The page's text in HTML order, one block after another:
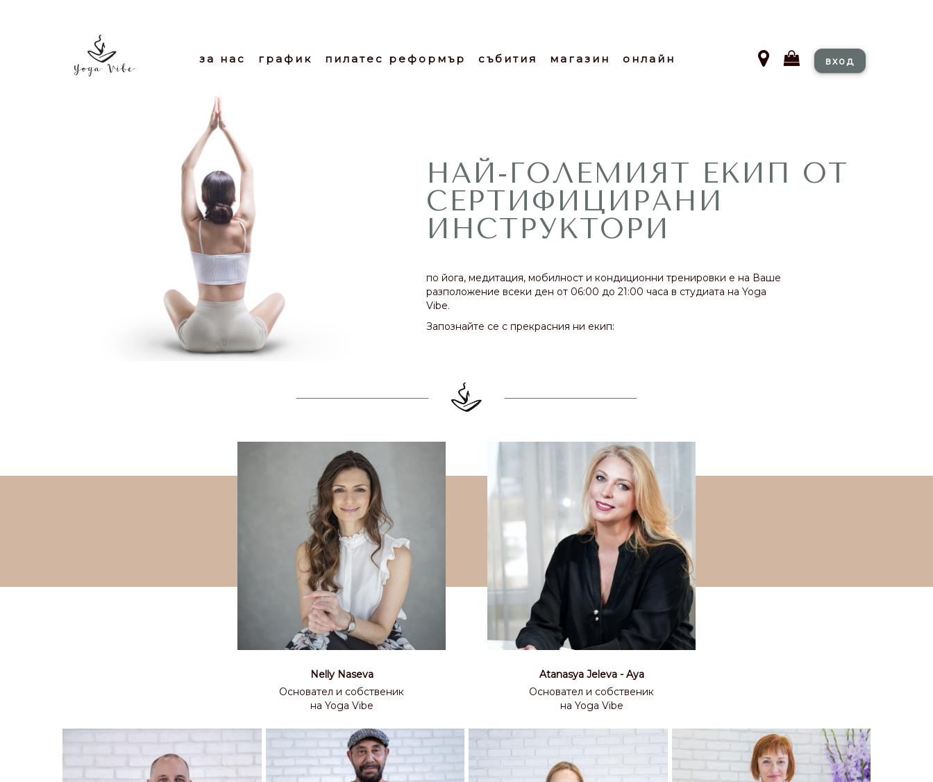
за нас график пилатес реформър събития магазин онлайн вход
НАЙ-ГОЛЕМИЯТ ЕКИП ОТ
СЕРТИФИЦИРАНИ
ИНСТРУКТОРИ
по йога, медитация, мобилност и кондиционни тренировки е на Ваше
разположение всеки ден от 06:00 до 21:00 часа в студиата на Yoga
Vibe.
Запознайте се с прекрасния ни екип:
Nelly Naseva
Основател и собственик
на Yoga Vibe
Atanasya Jeleva - Aya
Основател и собственик
на Yoga Vibe